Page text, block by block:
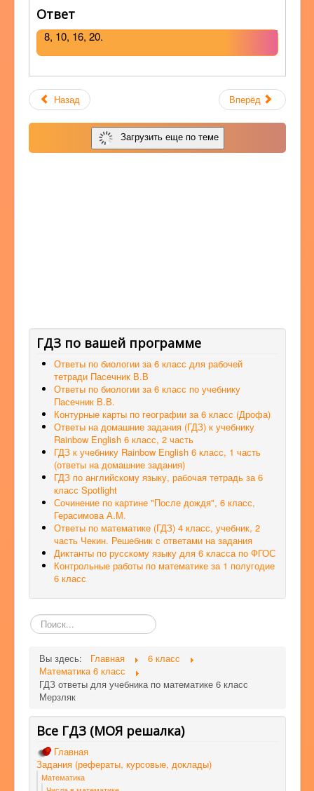
Ответ
8, 10, 16, 20.
Назад Вперёд
Загрузить еще по теме
ГДЗ по вашей программе
Ответы по биологии за 6 класс для рабочей
тетради Пасечник В.В
Ответы по биологии за 6 класс по учебнику
Пасечник В.В.
Контурные карты по географии за 6 класс (Дрофа)
Ответы на домашние задания (ГДЗ) к учебнику
Rainbow English 6 класс, 2 часть
ГДЗ к учебнику Rainbow English 6 класс, 1 часть
(ответы на домашние задания)
ГДЗ по английскому языку, рабочая тетрадь за 6
класс Spotlight
Сочинение по картине "После дождя", 6 класс,
Герасимова А.М.
Ответы по математике (ГДЗ) 4 класс, учебник, 2
часть Чекин. Решебник с ответами на задания
Диктанты по русскому языку для 6 класса по ФГОС
Контрольные работы по математике за 1 полугодие
6 класс
Поиск
по
Вы здесь:
Главная
6 класс
Математика 6 класс
ГДЗ ответы для учебника по математике 6 класс
Мерзляк
Все ГДЗ (МОЯ решалка)
Главная
Задания (рефераты, курсовые, доклады)
Математика